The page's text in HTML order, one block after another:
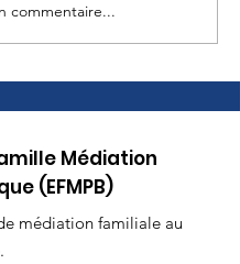
des familles
Samedi 6
commentaire...
Médiation
(EFMPB)
médiation familiale au